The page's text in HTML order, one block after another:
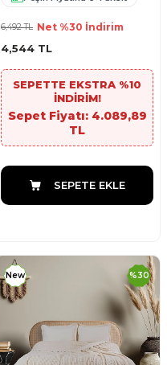
6,492TL Net %30 İndirim
4,544 TL
SEPETTE EKSTRA %10
İNDİRİM!
Sepet Fiyatı: 4.089,89
TL
SEPETE EKLE
%30
New